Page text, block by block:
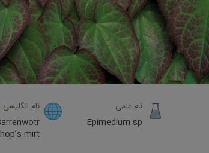
نام انگلیسی
mirt
نام علمی
Epimedium sp